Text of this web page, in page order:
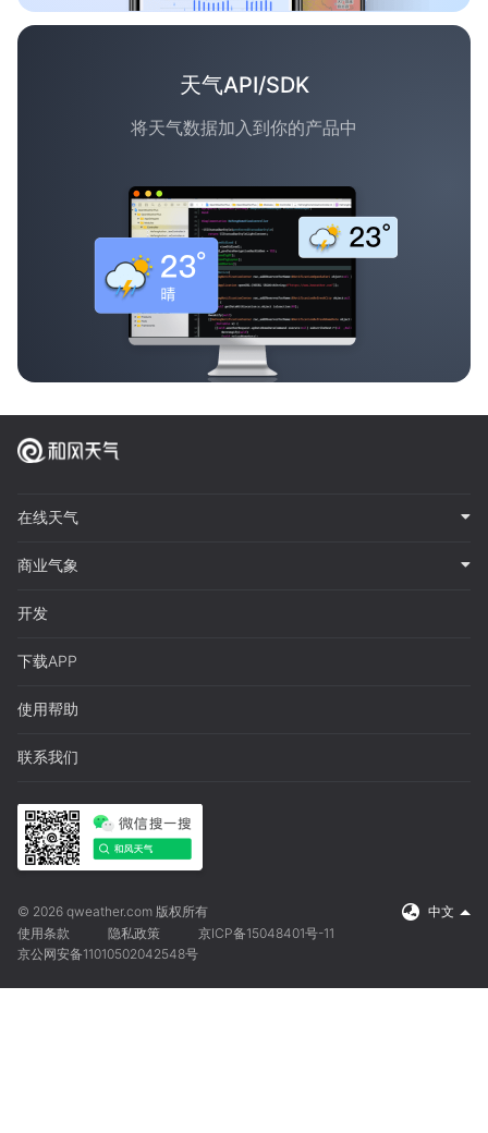
天气API/SDK
将天气数据加入到你的产品中
在线天气
商业气象
开发
下载APP
使用帮助
联系我们
© 2026 qweather.com 版权所有
中文
使用条款
隐私政策
京ICP备15048401号-11
京公网安备11010502042548号